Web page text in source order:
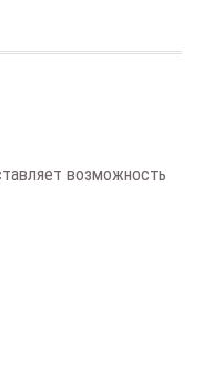
возможность